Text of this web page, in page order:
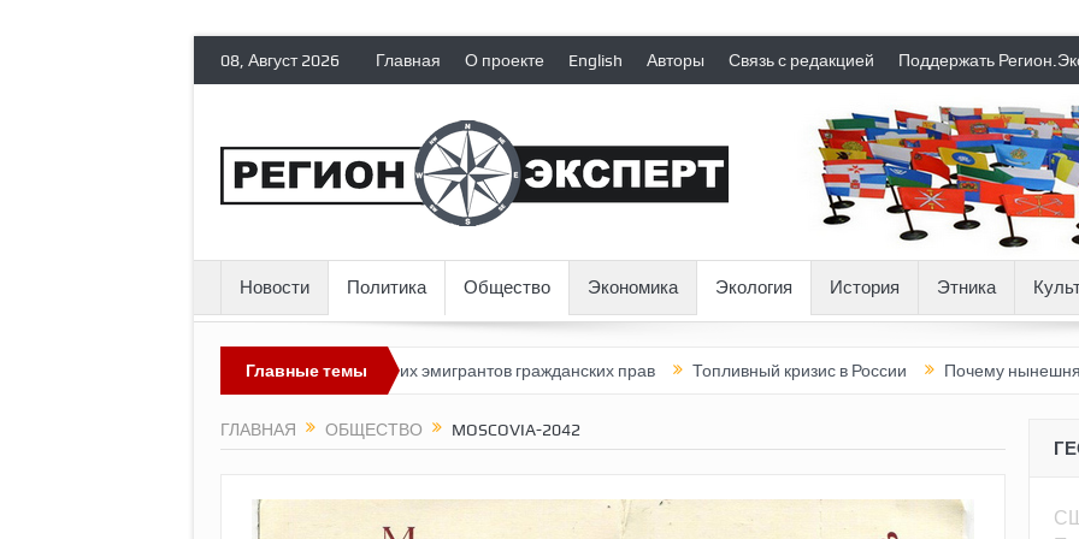
08, Август 2026 Главная О проекте English Авторы Связь с редакцией Поддержать
Новости Политика Общество Экономика Экология История Этника
Главные темы
Россия лишает политических эмигрантов гражданских прав Топливный кризис в России Почему нынешняя Россия
ГЛАВНАЯ ОБЩЕСТВО MOSCOVIA-2042